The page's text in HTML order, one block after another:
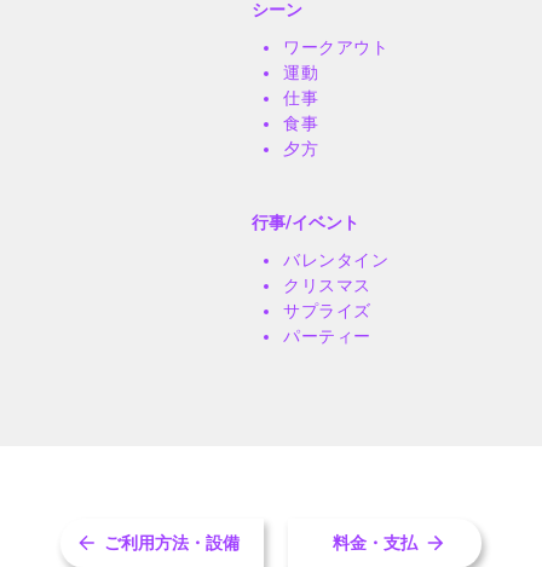
シーン
ワークアウト
運動
仕事
食事
夕方
行事/イベント
バレンタイン
クリスマス
サプライズ
パーティー
ご利用方法・設備 料金・支払